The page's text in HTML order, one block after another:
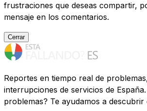
frustraciones que deseas compartir,
mensaje en los comentarios.
Cerrar
Reportes en tiempo real de
interrupciones de servicios de España.
problemas? Te ayudamos a